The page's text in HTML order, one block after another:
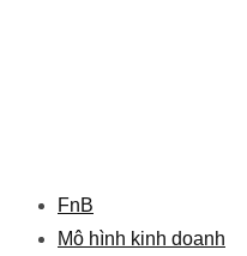
FnB
Mô hình kinh doanh